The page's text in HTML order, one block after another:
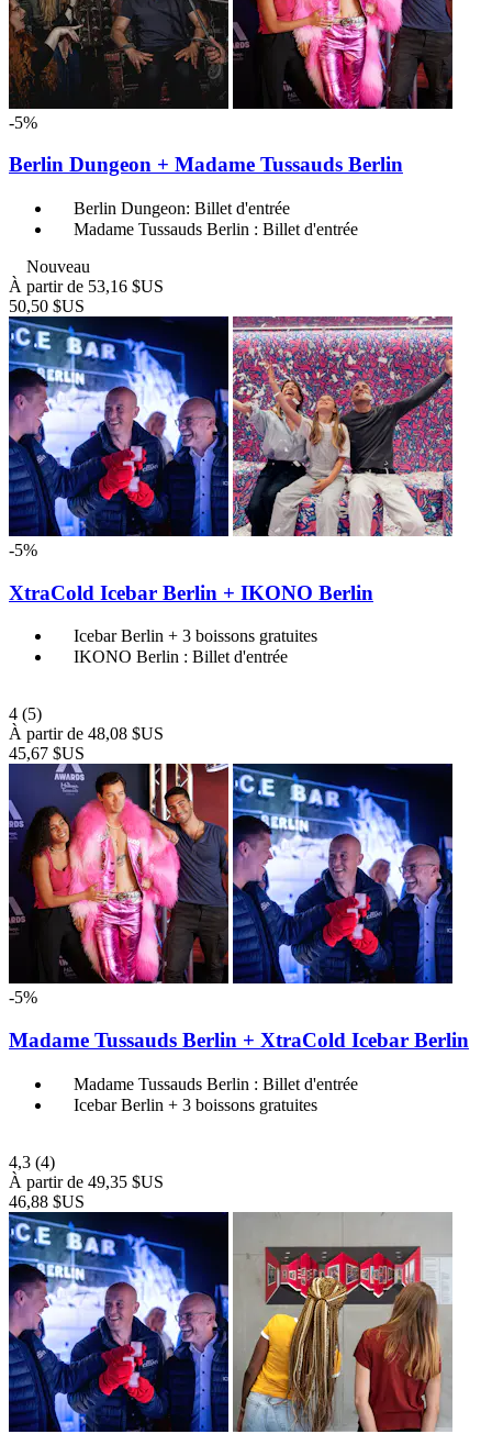
-5%
Berlin Dungeon + Madame Tussauds Berlin
Berlin Dungeon: Billet d'entrée
Madame Tussauds Berlin : Billet d'entrée
Nouveau
À partir de 53,16 $US
50,50 $US
-5%
XtraCold Icebar Berlin + IKONO Berlin
Icebar Berlin + 3 boissons gratuites
IKONO Berlin : Billet d'entrée
4 (5)
À partir de 48,08 $US
45,67 $US
-5%
Madame Tussauds Berlin + XtraCold Icebar Berlin
Madame Tussauds Berlin : Billet d'entrée
Icebar Berlin + 3 boissons gratuites
4,3 (4)
À partir de 49,35 $US
46,88 $US